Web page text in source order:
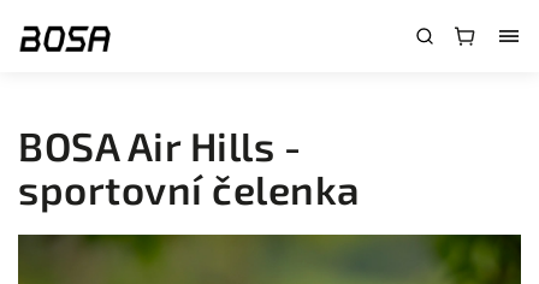
BOSA Air Hills -
sportovní čelenka